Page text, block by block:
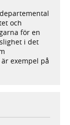
och
för en
i det
exempel på